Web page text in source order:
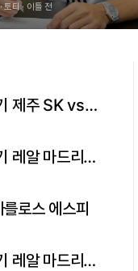
토티 · 이틀 전
[버스]2026 클럽 친선경기 제주 SK vs 바이에른 뮌헨
[버스]2026 클럽 친선경기 레알 마드리드 vs 피오렌티나
로스 에스피
[버스]2026 클럽 친선경기 레알 마드리드 vs 레가네스